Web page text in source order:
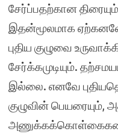
சேர்ப்பதற்கான திரையும்
இதன்மூலமாக
புதிய குழுவை
சேர்க்கமுடியும்.
இல்லை. எனவே
குழுவின் பெயரையும்,